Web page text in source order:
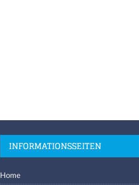
INFORMATIONSSEITEN
Home